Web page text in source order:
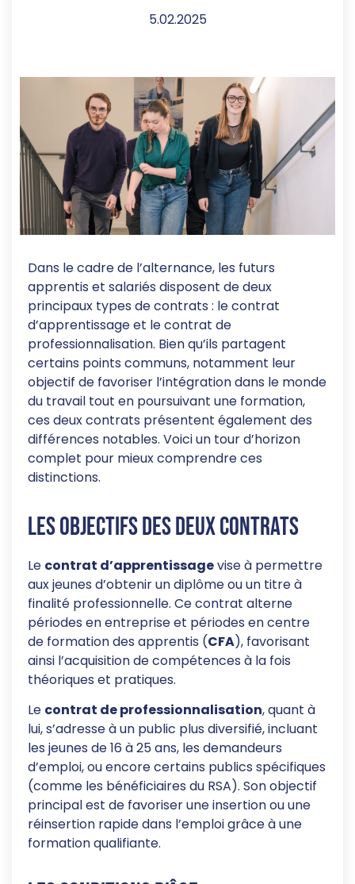
5.02.2025
Dans le cadre de l’alternance, les futurs
apprentis et salariés disposent de deux
principaux types de contrats : le contrat
d’apprentissage et le contrat de
professionnalisation. Bien qu’ils partagent
certains points communs, notamment leur
objectif de favoriser l’intégration dans le monde
du travail tout en poursuivant une formation,
ces deux contrats présentent également des
différences notables. Voici un tour d’horizon
complet pour mieux comprendre ces
distinctions.
Les objectifs des deux contrats
Le contrat d’apprentissagevise à permettre
aux jeunes d’obtenir un diplôme ou un titre à
finalité professionnelle. Ce contrat alterne
périodes en entreprise et périodes en centre
de formation des apprentis (CFA), favorisant
ainsi l’acquisition de compétences à la fois
théoriques et pratiques.
Le contrat de professionnalisation, quant à
lui, s’adresse à un public plus diversifié, incluant
les jeunes de 16 à 25 ans, les demandeurs
d’emploi, ou encore certains publics spécifiques
(comme les bénéficiaires du RSA). Son objectif
principal est de favoriser une insertion ou une
réinsertion rapide dans l’emploi grâce à une
formation qualifiante.